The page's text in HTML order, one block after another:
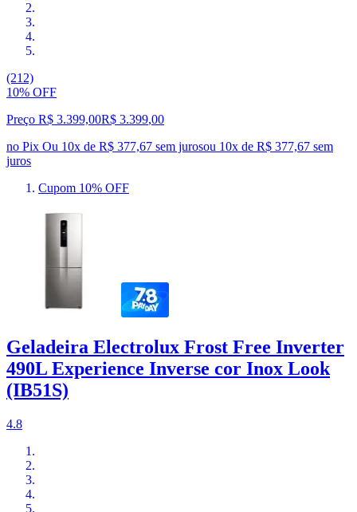
(212)
10% OFF
Preço R$ 3.399,00R$ 3.399,00
no Pix Ou 10x de R$ 377,67 sem jurosou 10x de R$ 377,67 sem
juros
Cupom 10% OFF
Geladeira Electrolux Frost Free Inverter
490L Experience Inverse cor Inox Look
(IB51S)
4.8